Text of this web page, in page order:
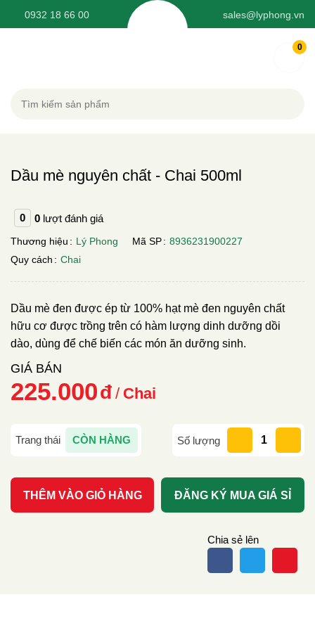
0932 18 66 00 sales@lyphong.vn
0
Dầu mè nguyên chất - Chai 500ml
0 0 lượt đánh giá
Thương hiệu Lý Phong Mã SP
8936231900227
Quy cách
Chai
Dầu mè đen được ép từ 100% hạt mè đen nguyên chất
hữu cơ được trồng trên có hàm lượng dinh dưỡng dồi
dào, dùng để chế biến các món ăn dưỡng sinh.
225.000 Chai
CÒN HÀNG Số lượng
THÊM VÀO GIỎ HÀNG ĐĂNG KÝ MUA GIÁ SỈ
Chia sẻ lên